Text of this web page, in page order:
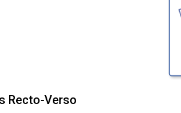
Recto-Verso